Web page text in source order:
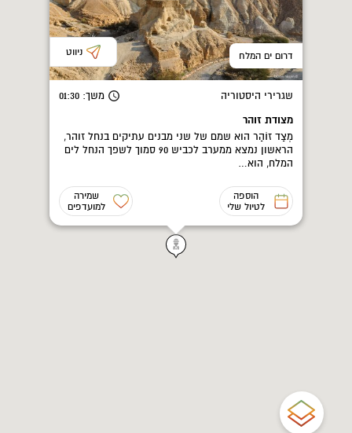
דרום ים המלח ניווט
שגרירי היסטוריה משך: 01:30
מצודת זוהר
מְצַד זוֹהַר הוא שמם של שני מבנים עתיקים בנחל זוהר,
הראשון נמצא ממערב לכביש 90 סמוך לשפך הנחל לים
המלח, הוא…
הוספה
לטיול שלי
שמירה
למועדפים